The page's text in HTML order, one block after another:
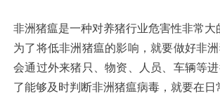
非洲猪瘟是一种对养猪行业危害性非常
为了将低非洲猪瘟的影响，就要做好非
会通过外来猪只、物资、人员、车辆等
了能够及时判断非洲猪瘟病毒，就要在